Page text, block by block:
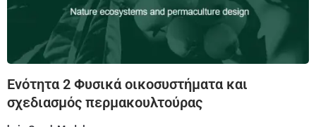
Ενότητα 2 Φυσικά οικοσυστήματα και
σχεδιασμός περμακουλτούρας